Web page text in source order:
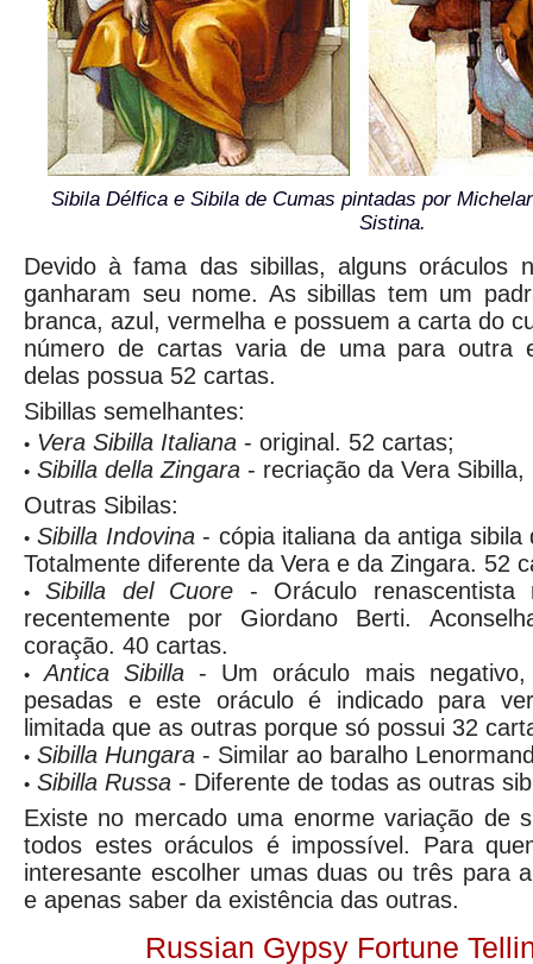
Sibila Délfica e Sibila de Cumas pintadas por
Sistina.
Devido à fama das sibillas, alguns oráculos
ganharam seu nome. As sibillas tem um
branca, azul, vermelha e possuem a carta do
número de cartas varia de uma para outra
delas possua 52 cartas.
Sibillas semelhantes:
• Vera Sibilla Italiana - original. 52 cartas;
• Sibilla della Zingara - recriação da Vera
Outras Sibilas:
• Sibilla Indovina- cópia italiana da antiga sibila
Totalmente diferente da Vera e da Zingara. 52
• Sibilla del Cuore - Oráculo renascentista
recentemente por Giordano Berti.
coração. 40 cartas.
• Antica Sibilla - Um oráculo mais
pesadas e este oráculo é indicado para
limitada que as outras porque só possui 32
• Sibilla Hungara - Similar ao baralho
• Sibilla Russa - Diferente de todas as outras
Existe no mercado uma enorme variação de
todos estes oráculos é impossível. Para
interesante escolher umas duas ou três para
e apenas saber da existência das outras.
Russian Gypsy Fortune